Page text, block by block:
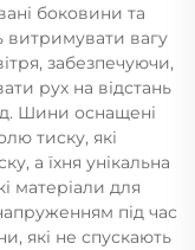
боковини та
витримувати вагу
забезпечуючи,
рух на відстань
Шини оснащені
тиску, які
а їхня унікальна
матеріали для
під час
які не спускають